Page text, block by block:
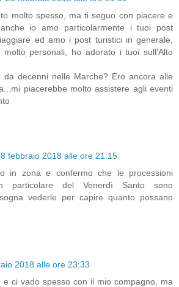
molto spesso, ma ti seguo con piacere e
io amo particolarmente i tuoi post
ed amo i post turistici in generale,
personali, ho adorato i tuoi sull'Alto
da decenni nelle Marche? Ero ancora alle
piacerebbe molto assistere agli eventi
febbraio 2018 alle ore 21:15
in zona e confermo che le processioni
particolare del Venerdì Santo sono
vederle per capire quanto possano
2018 alle ore 23:33
e ci vado spesso con il mio compagno, ma